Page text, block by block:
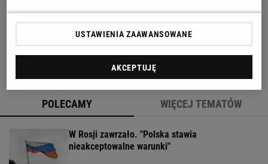
Prawdziwa bomba dla kibiców. Oto co trafi do
otwartej telewizji
POLECAMY WIĘCEJ TEMATÓW
W Rosji zawrzało. "Polska stawia
nieakceptowalne warunki"
USTAWIENIA ZAAWANSOWANE
AKCEPTUJĘ